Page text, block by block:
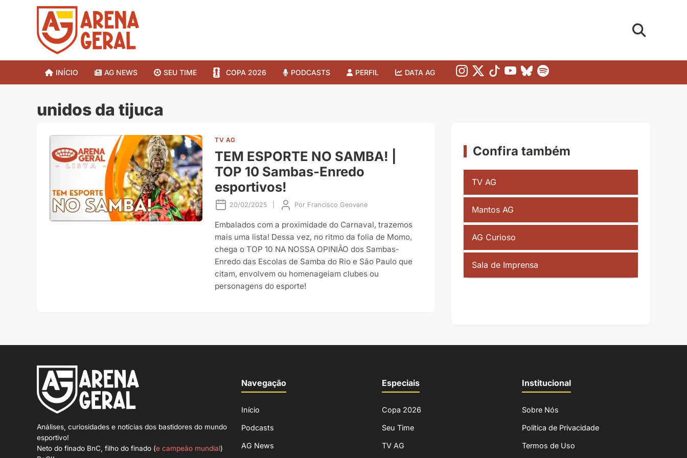
INÍCIO AG NEWS SEU TIME COPA 2026 PODCASTS PERFIL DATA AG
unidos da tijuca
TV AG
TEM ESPORTE NO SAMBA! |
TOP 10 Sambas-Enredo
esportivos!
20/02/2025 Por Francisco Geovane
Embalados com a proximidade do Carnaval, trazemos
mais uma lista! Dessa vez, no ritmo da folia de Momo,
chega o TOP 10 NA NOSSA OPINIÃO dos Sambas-
Enredo das Escolas de Samba do Rio e São Paulo que
citam, envolvem ou homenageiam clubes ou
personagens do esporte!
Confira também
TV AG
Mantos AG
AG Curioso
Sala de Imprensa
Análises, curiosidades e notícias dos bastidores do mundo
esportivo!
Neto do finado BnC, filho do finado (e campeão mundial)
Navegação
Início
Podcasts
AG News
Especiais
Copa 2026
Seu Time
TV AG
Institucional
Sobre Nós
Política de Privacidade
Termos de Uso